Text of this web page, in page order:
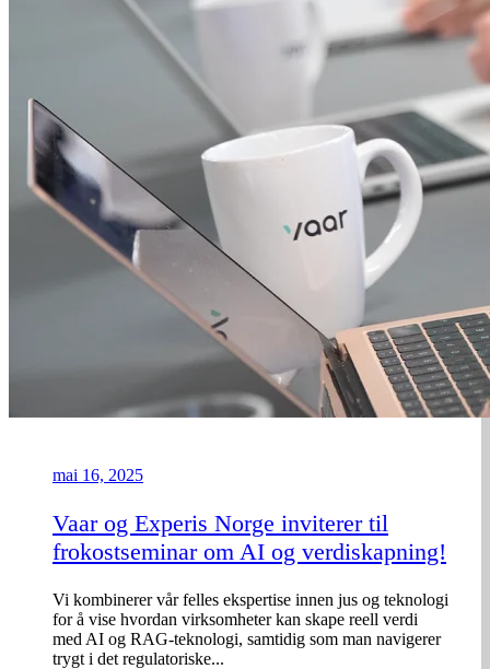
mai 16, 2025
Vaar og Experis Norge inviterer til
frokostseminar om AI og verdiskapning!
Vi kombinerer vår felles ekspertise innen jus og teknologi
for å vise hvordan virksomheter kan skape reell verdi
med AI og RAG-teknologi, samtidig som man navigerer
trygt i det regulatoriske...